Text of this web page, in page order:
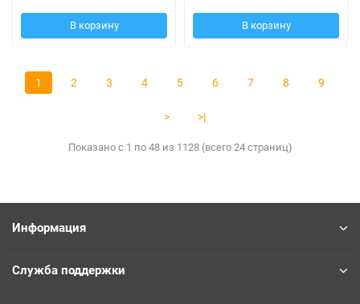
В корзину В корзину
1 2 3 4 5 6 7 8 9
> >|
Показано с 1 по 48 из 1128 (всего 24 страниц)
Информация
Служба поддержки